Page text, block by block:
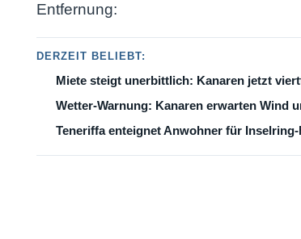
Entfernung:
DERZEIT BELIEBT:
Miete steigt unerbittlich: Kanaren jetzt
Wetter-Warnung: Kanaren erwarten Wind
Teneriffa enteignet Anwohner für Inselring-